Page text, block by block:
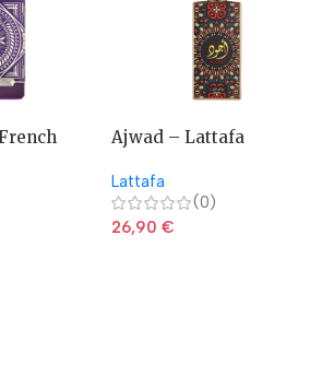
Ajwad – Lattafa
Lattafa
(0)
26,90 €